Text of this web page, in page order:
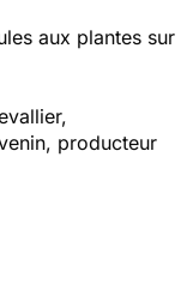
aux plantes sur
producteur